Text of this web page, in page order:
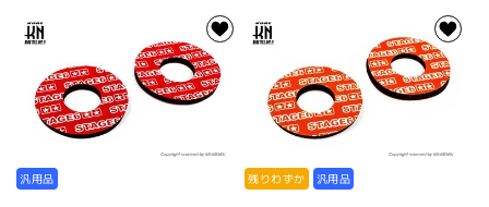
価
格
価
汎用品 残りわずか 汎用品